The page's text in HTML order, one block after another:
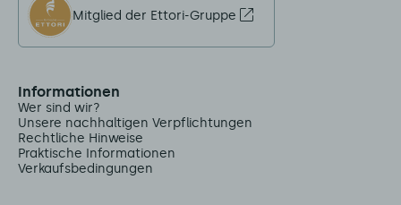
Mitglied der Ettori-Gruppe
Informationen
Wer sind wir?
Unsere nachhaltigen Verpflichtungen
Rechtliche Hinweise
Praktische Informationen
Verkaufsbedingungen